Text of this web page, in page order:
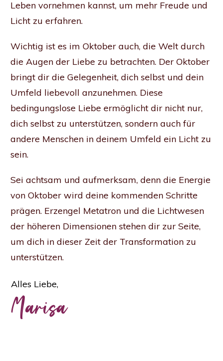
Leben vornehmen kannst, um mehr Freude und
Licht zu erfahren.
Wichtig ist es im Oktober auch, die Welt durch
die Augen der Liebe zu betrachten. Der Oktober
bringt dir die Gelegenheit, dich selbst und dein
Umfeld liebevoll anzunehmen. Diese
bedingungslose Liebe ermöglicht dir nicht nur,
dich selbst zu unterstützen, sondern auch für
andere Menschen in deinem Umfeld ein Licht zu
sein.
Sei achtsam und aufmerksam, denn die Energie
von Oktober wird deine kommenden Schritte
prägen. Erzengel Metatron und die Lichtwesen
der höheren Dimensionen stehen dir zur Seite,
um dich in dieser Zeit der Transformation zu
unterstützen.
Alles Liebe,
Marisa